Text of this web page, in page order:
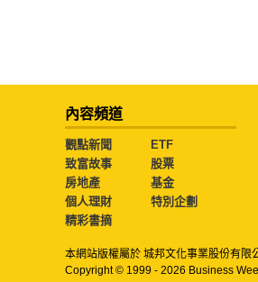
內容頻道
觀點新聞
ETF
致富故事
股票
房地產
基金
個人理財
特別企劃
精彩書摘
本網站版權屬於 城邦文化事業股份有限
Copyright © 1999 - 2026 Business